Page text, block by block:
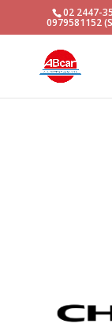
02 2447-
0979581152